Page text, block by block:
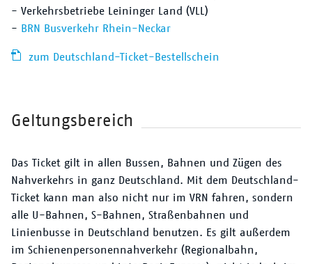
- Verkehrsbetriebe Leininger Land (VLL)
- BRN Busverkehr Rhein-Neckar
zum Deutschland-Ticket-Bestellschein
Geltungsbereich
Das Ticket gilt in allen Bussen, Bahnen und Zügen des
Nahverkehrs in ganz Deutschland. Mit dem Deutschland-
Ticket kann man also nicht nur im VRN fahren, sondern
alle U-Bahnen, S-Bahnen, Straßenbahnen und
Linienbusse in Deutschland benutzen. Es gilt außerdem
im Schienenpersonennahverkehr (Regionalbahn,